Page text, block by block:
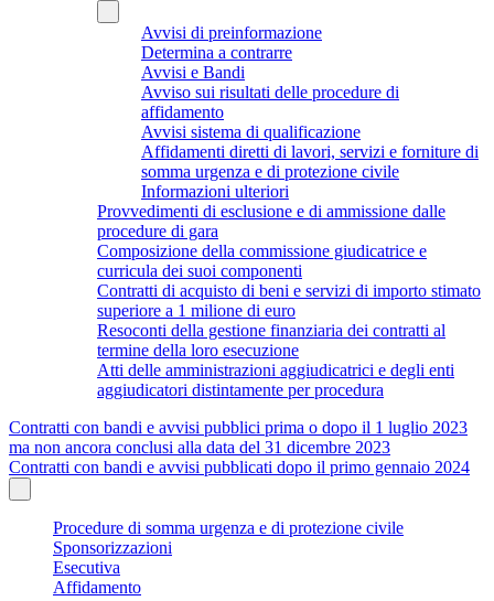
Avvisi di preinformazione
Determina a contrarre
Avvisi e Bandi
Avviso sui risultati delle procedure di
affidamento
Avvisi sistema di qualificazione
Affidamenti diretti di lavori, servizi e forniture di
somma urgenza e di protezione civile
Informazioni ulteriori
Provvedimenti di esclusione e di ammissione dalle
procedure di gara
Composizione della commissione giudicatrice e
curricula dei suoi componenti
Contratti di acquisto di beni e servizi di importo stimato
superiore a 1 milione di euro
Resoconti della gestione finanziaria dei contratti al
termine della loro esecuzione
Atti delle amministrazioni aggiudicatrici e degli enti
aggiudicatori distintamente per procedura
Contratti con bandi e avvisi pubblici prima o dopo il 1 luglio 2023
ma non ancora conclusi alla data del 31 dicembre 2023
Contratti con bandi e avvisi pubblicati dopo il primo gennaio 2024
Procedure di somma urgenza e di protezione civile
Sponsorizzazioni
Esecutiva
Affidamento